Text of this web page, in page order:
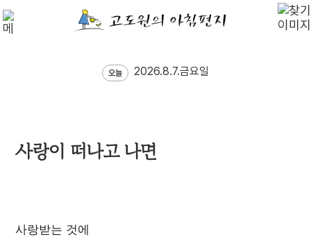
오늘 2026.8.7.금요일
사랑이 떠나고 나면
사랑받는 것에